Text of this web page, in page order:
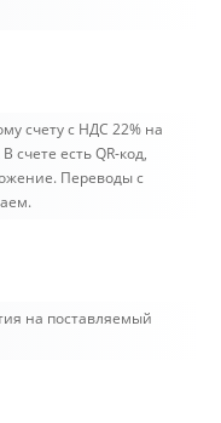
счету c НДС 22% на
есть QR-код,
Переводы с
на поставляемый